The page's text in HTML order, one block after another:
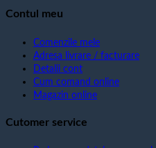
Contul meu
Comenzile mele
Adresa livrare / facturare
Detalii cont
Cum comand online
Magazin online
Cutomer service